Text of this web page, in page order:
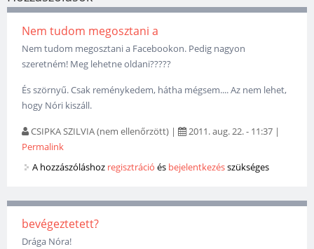
Nem tudom megosztani a
Nem tudom megosztani a Facebookon. Pedig nagyon
szeretném! Meg lehetne oldani?????
És szörnyű. Csak reménykedem, hátha mégsem.... Az nem lehet,
hogy Nóri kiszáll.
CSIPKA SZILVIA (nem ellenőrzött) | 2011. aug. 22. - 11:37 |
Permalink
A hozzászóláshoz regisztráció és bejelentkezésszükséges
bevégeztetett?
Drága Nóra!